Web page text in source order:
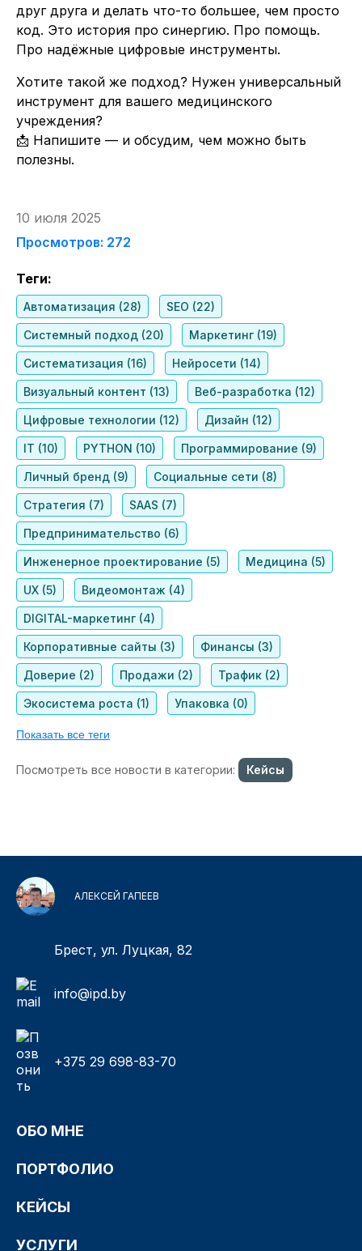
друг друга и делать что-то большее, чем просто
код. Это история про синергию. Про помощь.
Про надёжные цифровые инструменты.
Хотите такой же подход? Нужен универсальный
инструмент для вашего медицинского
учреждения?
📩 Напишите — и обсудим, чем можно быть
полезны.
10 июля 2025
Просмотров: 272
Теги:
Автоматизация (28) SEO (22)
Системный подход (20) Маркетинг (19)
Систематизация (16) Нейросети (14)
Визуальный контент (13) Веб-разработка (12)
Цифровые технологии (12) Дизайн (12)
IT (10) PYTHON (10) Программирование (9)
Личный бренд (9) Социальные сети (8)
Стратегия (7) SAAS (7)
Предпринимательство (6)
Инженерное проектирование (5) Медицина (5)
UX (5) Видеомонтаж (4)
DIGITAL-маркетинг (4)
Корпоративные сайты (3) Финансы (3)
Доверие (2) Продажи (2) Трафик (2)
Экосистема роста (1) Упаковка (0)
Показать все теги
Посмотреть все новости в категории: Кейсы
АЛЕКСЕЙ ГАПЕЕВ
Брест, ул. Луцкая, 82
info@ipd.by
+375 29 698-83-70
ОБО МНЕ
ПОРТФОЛИО
КЕЙСЫ
УСЛУГИ